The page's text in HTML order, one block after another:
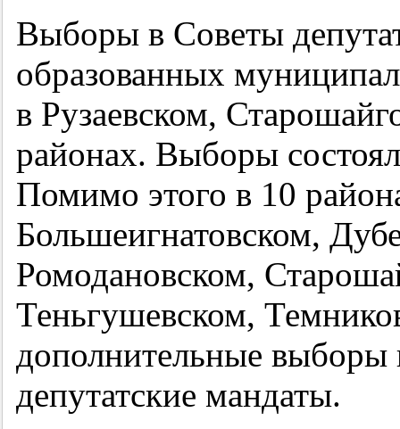
Выборы в Советы
образованных
в Рузаевском,
районах. Выборы
Помимо этого в 10
Большеигнатовском,
Ромодановском,
Теньгушевском,
дополнительные
депутатские мандаты.